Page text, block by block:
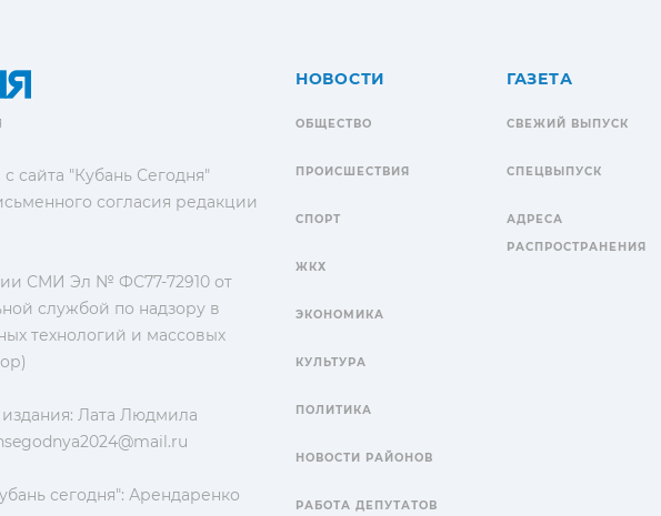
сайта "Кубань Сегодня"
согласия редакции
СМИ Эл № ФС77-72910 от
службой по надзору в
технологий и массовых
Лата Людмила
сегодня": Арендаренко
НОВОСТИ
ОБЩЕСТВО
ПРОИСШЕСТВИЯ
СПОРТ
ЖКХ
ЭКОНОМИКА
КУЛЬТУРА
ПОЛИТИКА
НОВОСТИ РАЙОНОВ
РАБОТА ДЕПУТАТОВ
ГАЗЕТА
СВЕЖИЙ ВЫПУСК
СПЕЦВЫПУСК
АДРЕСА
РАСПРОСТРАНЕНИЯ